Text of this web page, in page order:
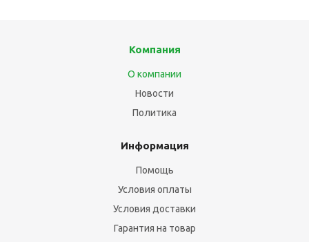
Компания
О компании
Новости
Политика
Информация
Помощь
Условия оплаты
Условия доставки
Гарантия на товар